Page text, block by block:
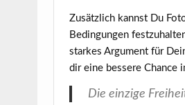
Zusätzlich kannst Du
Bedingungen
starkes Argument für
dir eine bessere Chance
Die einzige